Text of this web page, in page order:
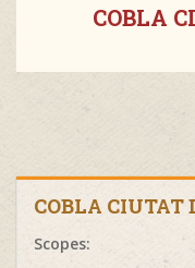
COBLA
COBLA CIUTAT
Scopes: